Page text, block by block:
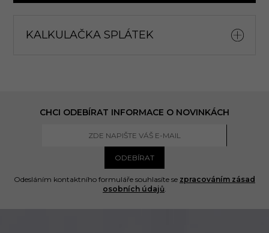
KALKULAČKA SPLÁTEK
CHCI ODEBÍRAT INFORMACE O NOVINKÁCH
ODEBÍRAT
Odesláním kontaktního formuláře souhlasíte se zpracováním zásad
osobních údajů.